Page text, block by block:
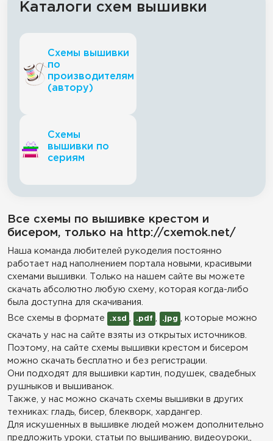
Каталоги схем вышивки
Схемы вышивки
по
производителям
(автору)
Схемы
вышивки по
сериям
Все схемы по вышивке крестом и
бисером, только на http://cxemok.net/
Наша команда любителей рукоделия постоянно
работает над наполнением портала новыми, красивыми
схемами вышивки. Только на нашем сайте вы можете
скачать абсолютно любую схему, которая когда-либо
была доступна для скачивания.
Все схемы в формате
.xsd .pdf .jpg , которые можно
скачать у нас на сайте взяты из открытых источников.
Поэтому, на сайте схемы вышивки крестом и бисером
можно скачать бесплатно и без регистрации.
Они подходят для вышивки картин, подушек, свадебных
рушныков и вышиванок.
Также, у нас можно скачать схемы вышивки в других
техниках: гладь, бисер, блекворк, хардангер.
Для искушенных в вышивке людей можем дополнительно
предложить уроки, статьи по вышиванию, видеоуроки,,